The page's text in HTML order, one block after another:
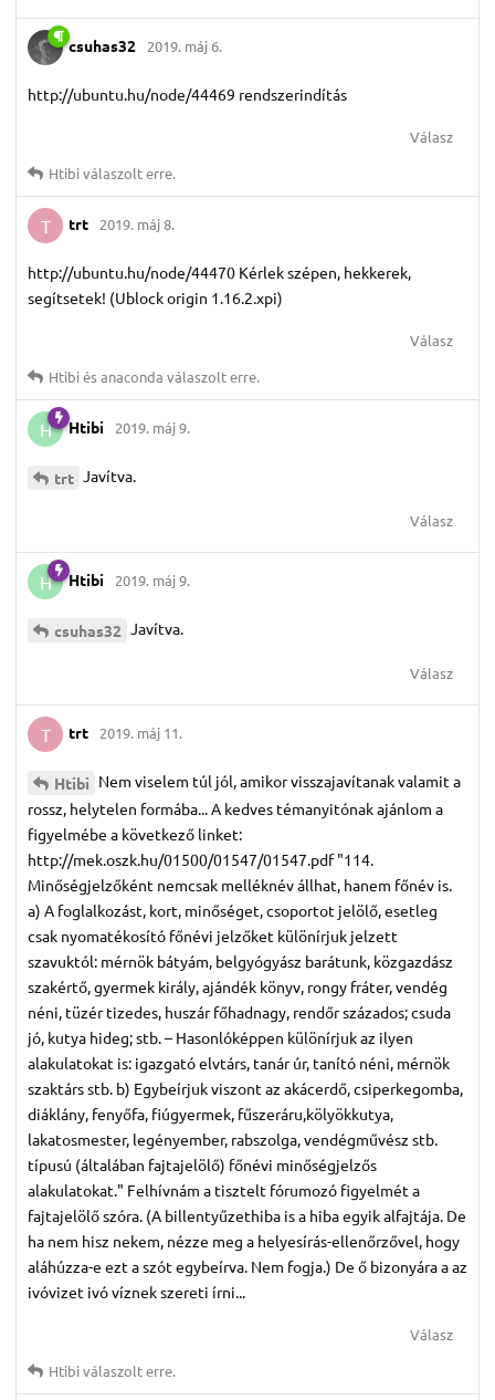
csuhas32 2019. máj 6.
http://ubuntu.hu/node/44469 rendszerindítás
Válasz
Htibiválaszolt erre.
T trt 2019. máj 8.
http://ubuntu.hu/node/44470 Kérlek szépen, hekkerek,
segítsetek! (Ublock origin 1.16.2.xpi)
Válasz
Htibiésanaconda válaszolt erre.
H Htibi 2019. máj 9.
trt Javítva.
Válasz
H Htibi 2019. máj 9.
csuhas32 Javítva.
Válasz
T trt 2019. máj 11.
Htibi Nem viselem túl jól, amikor visszajavítanak valamit a
rossz, helytelen formába... A kedves témanyitónak ajánlom a
figyelmébe a következő linket:
http://mek.oszk.hu/01500/01547/01547.pdf "114.
Minőségjelzőként nemcsak melléknév állhat, hanem főnév is.
a) A foglalkozást, kort, minőséget, csoportot jelölő, esetleg
csak nyomatékosító főnévi jelzőket különírjuk jelzett
szavuktól: mérnök bátyám, belgyógyász barátunk, közgazdász
szakértő, gyermek király, ajándék könyv, rongy fráter, vendég
néni, tüzér tizedes, huszár főhadnagy, rendőr százados; csuda
jó, kutya hideg; stb. – Hasonlóképpen különírjuk az ilyen
alakulatokat is: igazgató elvtárs, tanár úr, tanító néni, mérnök
szaktárs stb. b) Egybeírjuk viszont az akácerdő, csiperkegomba,
diáklány, fenyőfa, fiúgyermek, fűszeráru,kölyökkutya,
lakatosmester, legényember, rabszolga, vendégművész stb.
típusú (általában fajtajelölő) főnévi minőségjelzős
alakulatokat." Felhívnám a tisztelt fórumozó figyelmét a
fajtajelölő szóra. (A billentyűzethiba is a hiba egyik alfajtája. De
ha nem hisz nekem, nézze meg a helyesírás-ellenőrzővel, hogy
aláhúzza-e ezt a szót egybeírva. Nem fogja.) De ő bizonyára a az
ivóvizet ivó víznek szereti írni...
Válasz
Htibiválaszolt erre.